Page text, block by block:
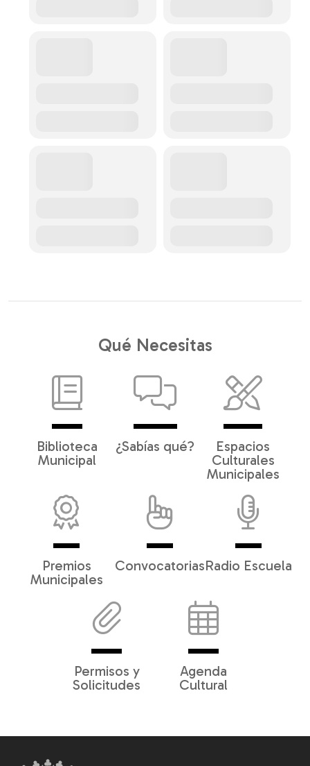
Qué Necesitas
Biblioteca
Municipal
¿Sabías qué?
Espacios
Culturales
Municipales
Premios
Municipales
ConvocatoriasRadio Escuela
Permisos y
Solicitudes
Agenda
Cultural